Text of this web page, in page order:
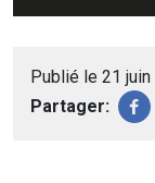
Publié le 21
Partager